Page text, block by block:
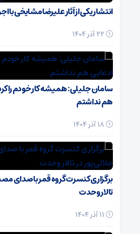
انتشار یکی از آثار علیرضا مشایخی با
سامان جلیلی: همیشه کار خودم را
هم نداشتم
برگزاری کنسرت گروه قمر با صدای
تالار وحدت